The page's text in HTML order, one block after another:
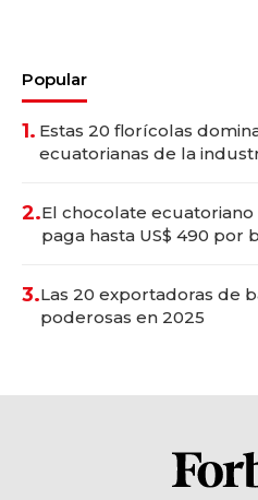
Popular
1. Estas 20 florícolas
ecuatorianas de la
2.El chocolate
paga hasta US$ 490 por
3.Las 20 exportadoras de
poderosas en 2025